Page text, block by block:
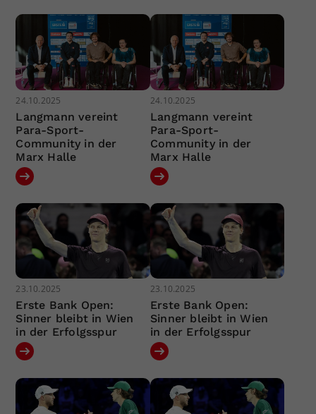
24.10.2025
Langmann vereint
Para-Sport-
Community in der
Marx Halle
24.10.2025
Langmann vereint
Para-Sport-
Community in der
Marx Halle
23.10.2025
Erste Bank Open:
Sinner bleibt in Wien
in der Erfolgsspur
23.10.2025
Erste Bank Open:
Sinner bleibt in Wien
in der Erfolgsspur